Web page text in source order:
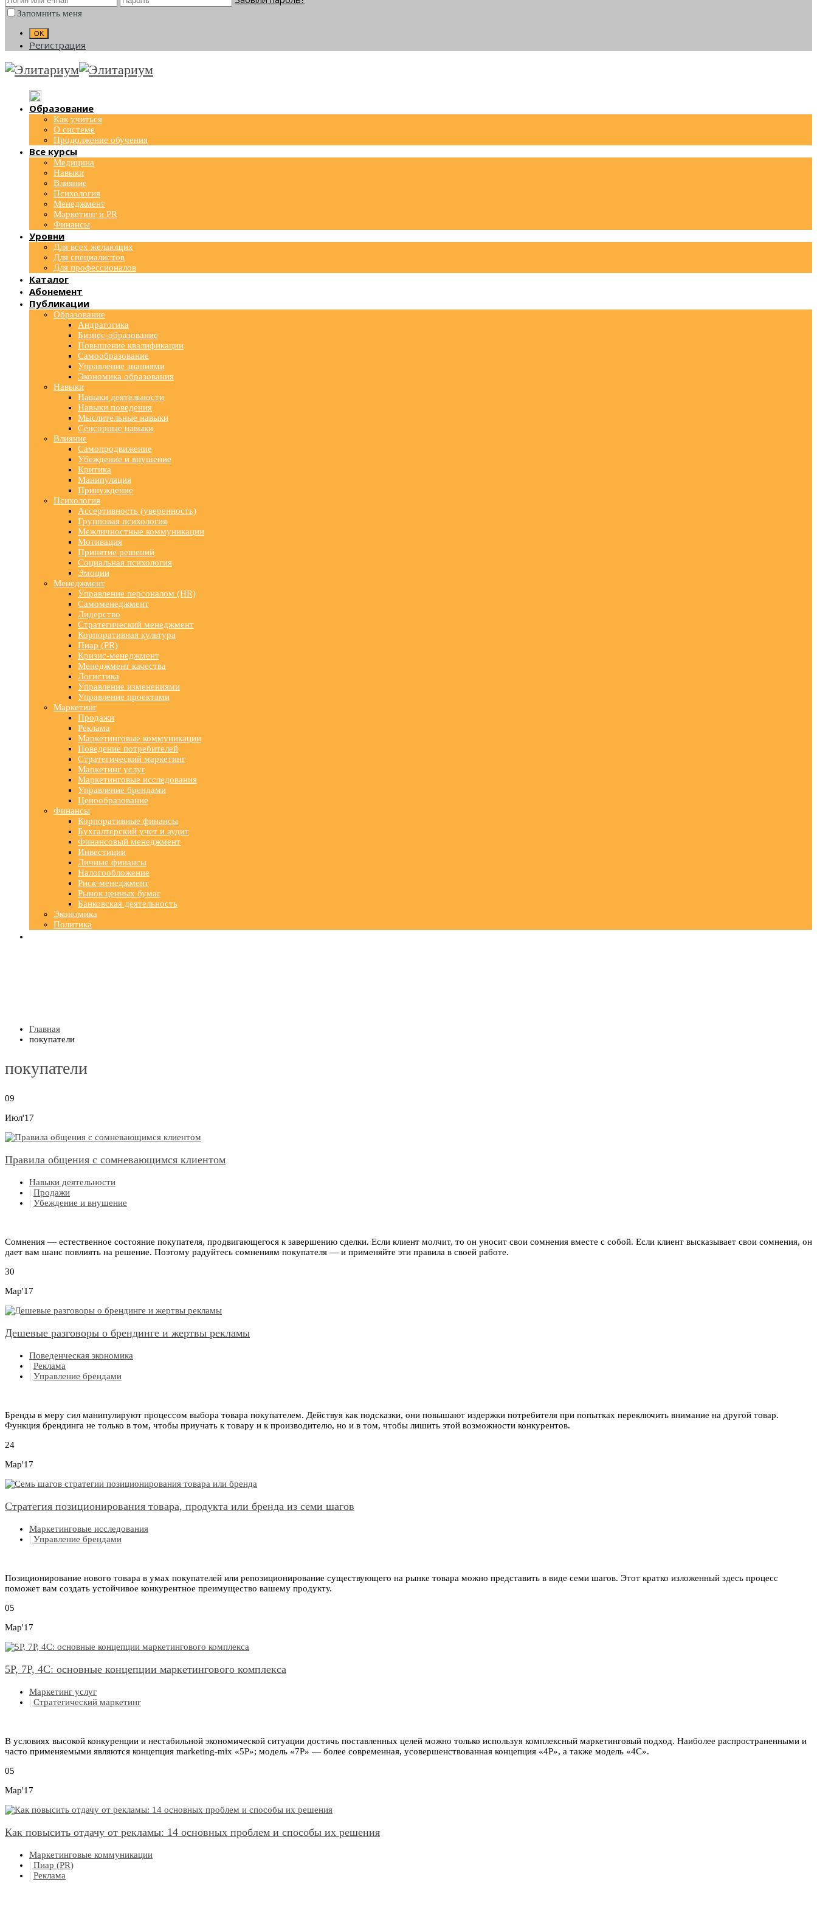
Запомнить меня
Регистрация
Образование
Как учиться
О системе
Продолжение обучения
Все курсы
Медицина
Навыки
Влияние
Психология
Менеджмент
Маркетинг и PR
Финансы
Уровни
Для всех желающих
Для специалистов
Для профессионалов
Каталог
Абонемент
Публикации
Образование
Андрагогика
Бизнес-образование
Повышение квалификации
Самообразование
Управление знаниями
Экономика образования
Навыки
Навыки деятельности
Навыки поведения
Мыслительные навыки
Сенсорные навыки
Влияние
Самопродвижение
Убеждение и внушение
Критика
Манипуляция
Принуждение
Психология
Ассертивность (уверенность)
Групповая психология
Межличностные коммуникации
Мотивация
Принятие решений
Социальная психология
Эмоции
Менеджмент
Управление персоналом (HR)
Самоменеджмент
Лидерство
Стратегический менеджмент
Корпоративная культура
Пиар (PR)
Кризис-менеджмент
Менеджмент качества
Логистика
Управление изменениями
Управление проектами
Маркетинг
Продажи
Реклама
Маркетинговые коммуникации
Поведение потребителей
Стратегический маркетинг
Маркетинг услуг
Маркетинговые исследования
Управление брендами
Ценообразование
Финансы
Корпоративные финансы
Бухгалтерский учет и аудит
Финансовый менеджмент
Инвестиции
Личные финансы
Налогообложение
Риск-менеджмент
Рынок ценных бумаг
Банковская деятельность
Экономика
Политика
Главная
покупатели
покупатели
09
Июл'17
Правила общения с сомневающимся клиентом
Навыки деятельности
| Продажи
| Убеждение и внушение
Сомнения — естественное состояние покупателя, продвигающегося к завершению сделки. Если клиент молчит, то он уносит свои сомнения вместе с собой. Если клиент высказывает свои сомнения, он
дает вам шанс повлиять на решение. Поэтому радуйтесь сомнениям покупателя — и применяйте эти правила в своей работе.
30
Мар'17
Дешевые разговоры о брендинге и жертвы рекламы
Поведенческая экономика
| Реклама
| Управление брендами
Бренды в меру сил манипулируют процессом выбора товара покупателем. Действуя как подсказки, они повышают издержки потребителя при попытках переключить внимание на другой товар.
Функция брендинга не только в том, чтобы приучать к товару и к производителю, но и в том, чтобы лишить этой возможности конкурентов.
24
Мар'17
Стратегия позиционирования товара, продукта или бренда из семи шагов
Маркетинговые исследования
| Управление брендами
Позиционирование нового товара в умах покупателей или репозиционирование существующего на рынке товара можно представить в виде семи шагов. Этот кратко изложенный здесь процесс
поможет вам создать устойчивое конкурентное преимущество вашему продукту.
05
Мар'17
5Р, 7Р, 4С: основные концепции маркетингового комплекса
Маркетинг услуг
| Стратегический маркетинг
В условиях высокой конкуренции и нестабильной экономической ситуации достичь поставленных целей можно только используя комплексный маркетинговый подход. Наиболее распространенными и
часто применяемыми являются концепция marketing-mix «5Р»; модель «7Р» — более современная, усовершенствованная концепция «4Р», а также модель «4С».
05
Мар'17
Как повысить отдачу от рекламы: 14 основных проблем и способы их решения
Маркетинговые коммуникации
| Пиар (PR)
| Реклама